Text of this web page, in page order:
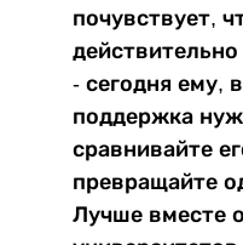
почувствует,
- сегодня ему,
поддержка
сравнивайте
превращайте
Лучше вместе